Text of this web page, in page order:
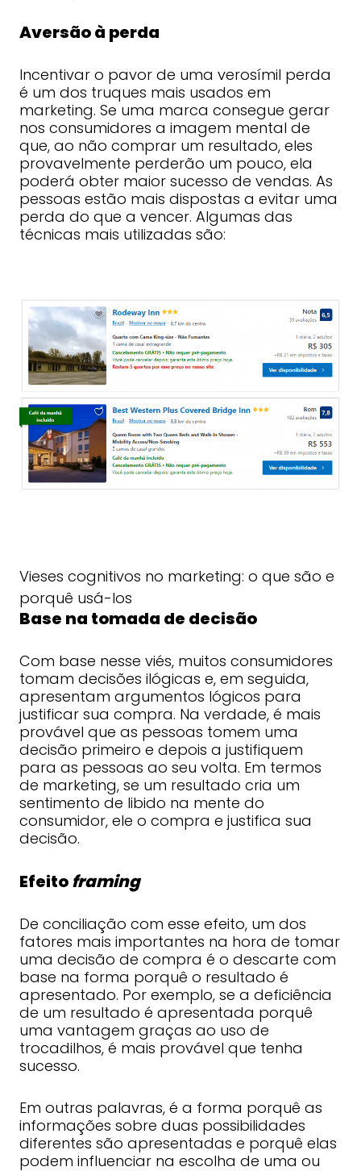
Aversão à perda
Incentivar o pavor de uma verosímil perda
é um dos truques mais usados ​​em
marketing. Se uma marca consegue gerar
nos consumidores a imagem mental de
que, ao não comprar um resultado, eles
provavelmente perderão um pouco, ela
poderá obter maior sucesso de vendas. As
pessoas estão mais dispostas a evitar uma
perda do que a vencer. Algumas das
técnicas mais utilizadas são:
Vieses cognitivos no marketing: o que são e
porquê usá-los
Base na tomada de decisão
Com base nesse viés, muitos consumidores
tomam decisões ilógicas e, em seguida,
apresentam argumentos lógicos para
justificar sua compra. Na verdade, é mais
provável que as pessoas tomem uma
decisão primeiro e depois a justifiquem
para as pessoas ao seu volta. Em termos
de marketing, se um resultado cria um
sentimento de libido na mente do
consumidor, ele o compra e justifica sua
decisão.
Efeitoframing
De conciliação com esse efeito, um dos
fatores mais importantes na hora de tomar
uma decisão de compra é o descarte com
base na forma porquê o resultado é
apresentado. Por exemplo, se a deficiência
de um resultado é apresentada porquê
uma vantagem graças ao uso de
trocadilhos, é mais provável que tenha
sucesso.
Em outras palavras, é a forma porquê as
informações sobre duas possibilidades
diferentes são apresentadas e porquê elas
podem influenciar na escolha de uma ou